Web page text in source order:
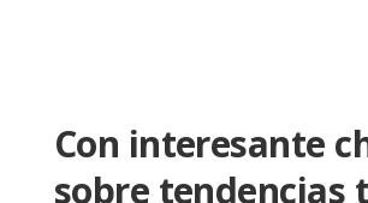
Con interesante
sobre tendencias